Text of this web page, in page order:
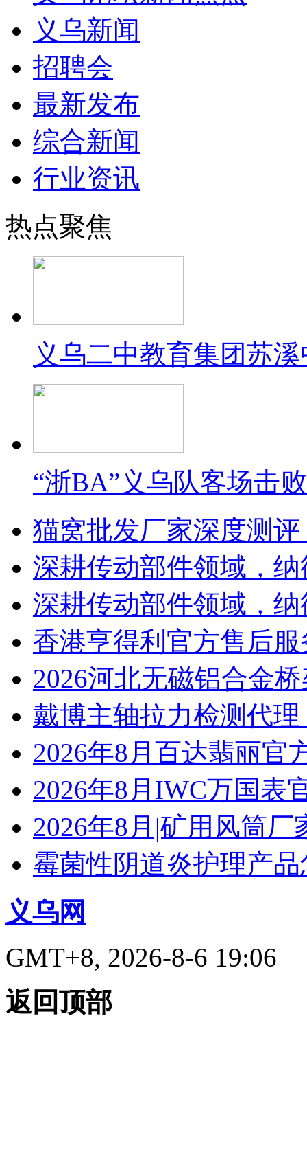
义乌新闻
招聘会
最新发布
综合新闻
行业资讯
热点聚焦
义乌二中教育集团苏
“浙BA”义乌队客场击
猫窝批发厂家深度测
深耕传动部件领域，
深耕传动部件领域，
香港亨得利官方售后
2026河北无磁铝合金
戴博主轴拉力检测代
2026年8月百达翡丽官
2026年8月IWC万国表
2026年8月|矿用风筒厂
霉菌性阴道炎护理产
义乌网
GMT+8, 2026-8-6 19:06
返回顶部